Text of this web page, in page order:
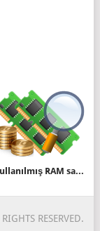
Kullanılmış RAM satın almak güvenlimidir
RESERVED.